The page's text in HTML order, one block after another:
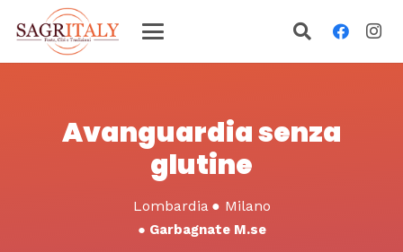
Avanguardia senza
glutine
Lombardia ● Milano
● Garbagnate M.se